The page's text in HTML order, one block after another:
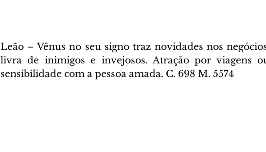
Leão – Vênus no seu signo traz novidades nos
livra de inimigos e invejosos. Atração por viagens
sensibilidade com a pessoa amada. C. 698 M. 5574